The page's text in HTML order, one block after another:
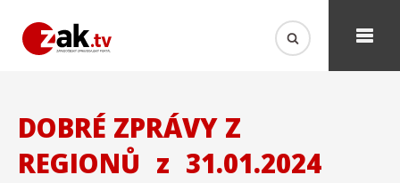
DOBRÉ ZPRÁVY Z
REGIONŮ z 31.01.2024